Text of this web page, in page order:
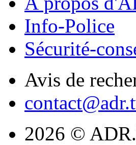
Info-Police
Sécurité-
Avis de
2026 ©